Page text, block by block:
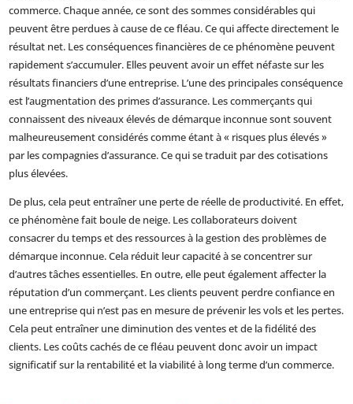
commerce. Chaque année, ce sont des sommes considérables qui
peuvent être perdues à cause de ce fléau. Ce qui affecte directement le
résultat net. Les conséquences financières de ce phénomène peuvent
rapidement s’accumuler. Elles peuvent avoir un effet néfaste sur les
résultats financiers d’une entreprise. L’une des principales conséquence
est l’augmentation des primes d’assurance. Les commerçants qui
connaissent des niveaux élevés de démarque inconnue sont souvent
malheureusement considérés comme étant à « risques plus élevés »
par les compagnies d’assurance. Ce qui se traduit par des cotisations
plus élevées.
De plus, cela peut entraîner une perte de réelle de productivité. En effet,
ce phénomène fait boule de neige. Les collaborateurs doivent
consacrer du temps et des ressources à la gestion des problèmes de
démarque inconnue. Cela réduit leur capacité à se concentrer sur
d’autres tâches essentielles. En outre, elle peut également affecter la
réputation d’un commerçant. Les clients peuvent perdre confiance en
une entreprise qui n’est pas en mesure de prévenir les vols et les pertes.
Cela peut entraîner une diminution des ventes et de la fidélité des
clients. Les coûts cachés de ce fléau peuvent donc avoir un impact
significatif sur la rentabilité et la viabilité à long terme d’un commerce.